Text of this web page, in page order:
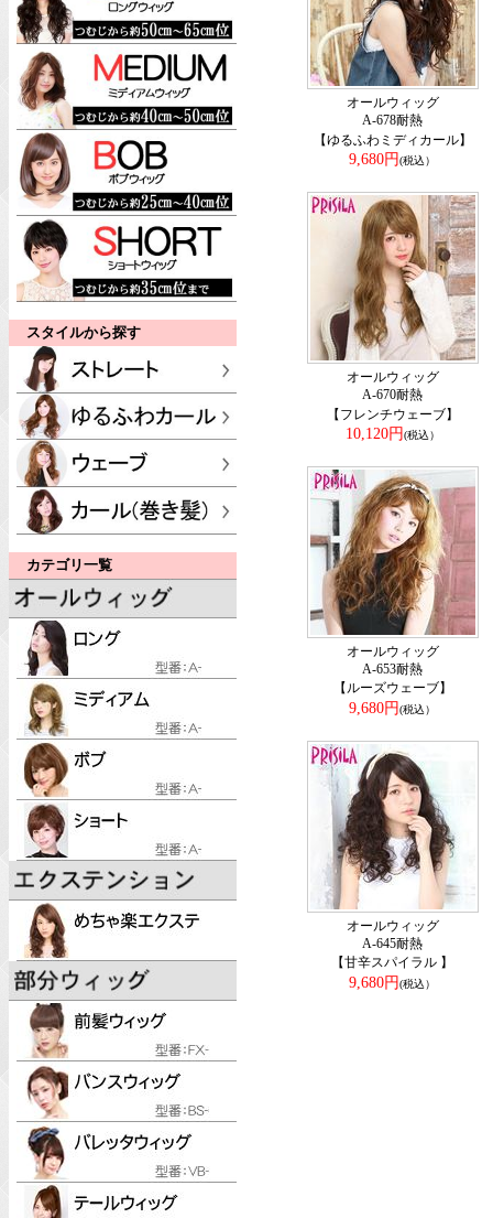
スタイルから探す
カテゴリ一覧
オールウィッグ
A-678耐熱
【ゆるふわミディカール】
9,680円(税込）
オールウィッグ
A-670耐熱
【フレンチウェーブ】
10,120円(税込）
オールウィッグ
A-653耐熱
【ルーズウェーブ】
9,680円(税込）
オールウィッグ
A-645耐熱
【甘辛スパイラル 】
9,680円(税込）